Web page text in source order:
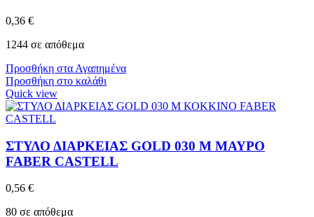
0,36 €
1244 σε απόθεμα
Προσθήκη στα Αγαπημένα
Προσθήκη στο καλάθι
Quick view
ΣΤΥΛΟ ΔΙΑΡΚΕΙΑΣ GOLD 030 M ΜΑΥΡΟ
FABER CASTELL
0,56 €
80 σε απόθεμα